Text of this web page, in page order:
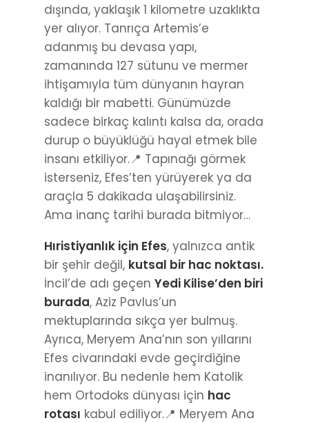
dışında, yaklaşık 1 kilometre uzaklıkta
yer alıyor. Tanrıça Artemis’e
adanmış bu devasa yapı,
zamanında 127 sütunu ve mermer
ihtişamıyla tüm dünyanın hayran
kaldığı bir mabetti. Günümüzde
sadece birkaç kalıntı kalsa da, orada
durup o büyüklüğü hayal etmek bile
insanı etkiliyor.📍 Tapınağı görmek
isterseniz, Efes’ten yürüyerek ya da
araçla 5 dakikada ulaşabilirsiniz.
Ama inanç tarihi burada bitmiyor…
Hıristiyanlık için Efes, yalnızca antik
bir şehir değil, kutsal bir hac noktası.
İncil’de adı geçen Yedi Kilise’den biri
burada, Aziz Pavlus’un
mektuplarında sıkça yer bulmuş.
Ayrıca, Meryem Ana’nın son yıllarını
Efes civarındaki evde geçirdiğine
inanılıyor. Bu nedenle hem Katolik
hem Ortodoks dünyası için hac
rotası kabul ediliyor.📍 Meryem Ana